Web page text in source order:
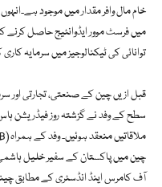
خام مال وافر مقدار میں موجود
میں فرسٹ موور ایڈوانٹیج حاصل کرنے
توانائی کی ٹیکنالوجیز میں سرمایہ
سطح کے وفد نے گزشتہ روز فیڈریشن ہاس
چین میں پاکستان کے سفیر خلیل
آف کامرس اینڈ انڈسٹری کے مطابق